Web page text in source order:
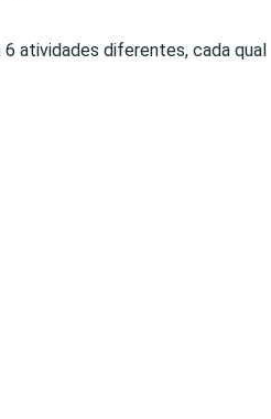
6 atividades diferentes, cada qual